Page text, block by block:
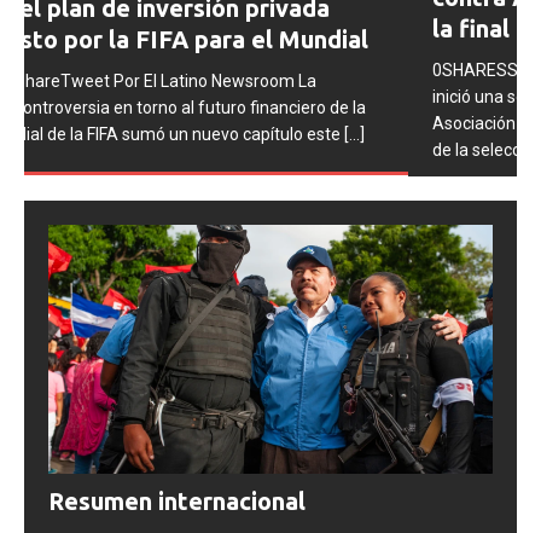
la final del Mundial 2026
0SHARESShareTweet Por El Latino Newsroom La FIFA
inició una serie de procesos disciplinarios contra la
Asociación del Fútbol Argentino (AFA), cuatro integrantes
Resumen internacional